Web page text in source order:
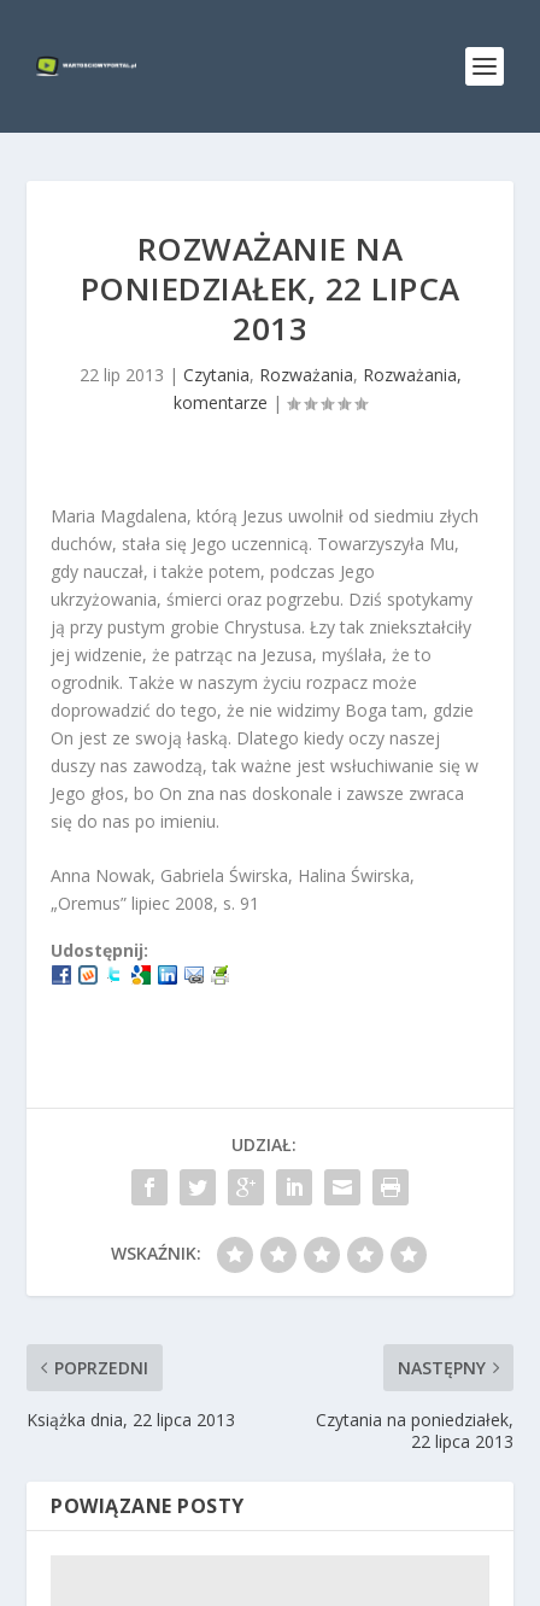
ROZWAŻANIE NA
PONIEDZIAŁEK, 22 LIPCA
2013
22 lip 2013 | Czytania, Rozważania, Rozważania,
komentarze |
Maria Magdalena, którą Jezus uwolnił od siedmiu złych
duchów, stała się Jego uczennicą. Towarzyszyła Mu,
gdy nauczał, i także potem, podczas Jego
ukrzyżowania, śmierci oraz pogrzebu. Dziś spotykamy
ją przy pustym grobie Chrystusa. Łzy tak zniekształciły
jej widzenie, że patrząc na Jezusa, myślała, że to
ogrodnik. Także w naszym życiu rozpacz może
doprowadzić do tego, że nie widzimy Boga tam, gdzie
On jest ze swoją łaską. Dlatego kiedy oczy naszej
duszy nas zawodzą, tak ważne jest wsłuchiwanie się w
Jego głos, bo On zna nas doskonale i zawsze zwraca
się do nas po imieniu.
Anna Nowak, Gabriela Świrska, Halina Świrska,
„Oremus” lipiec 2008, s. 91
Udostępnij:
UDZIAŁ:
WSKAŹNIK:
POPRZEDNI
Książka dnia, 22 lipca 2013
NASTĘPNY
Czytania na poniedziałek,
22 lipca 2013
POWIĄZANE POSTY